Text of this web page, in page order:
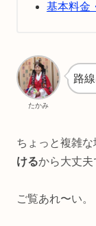
基本料金
たかみ
路
ちょっと複雑な
けるから大丈夫
ご覧あれ〜い。